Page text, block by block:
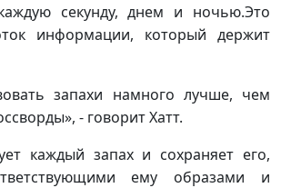
секунду, днем и ночью.Это
информации, который держит
запахи намного лучше, чем
- говорит Хатт.
каждый запах и сохраняет его,
ему образами и